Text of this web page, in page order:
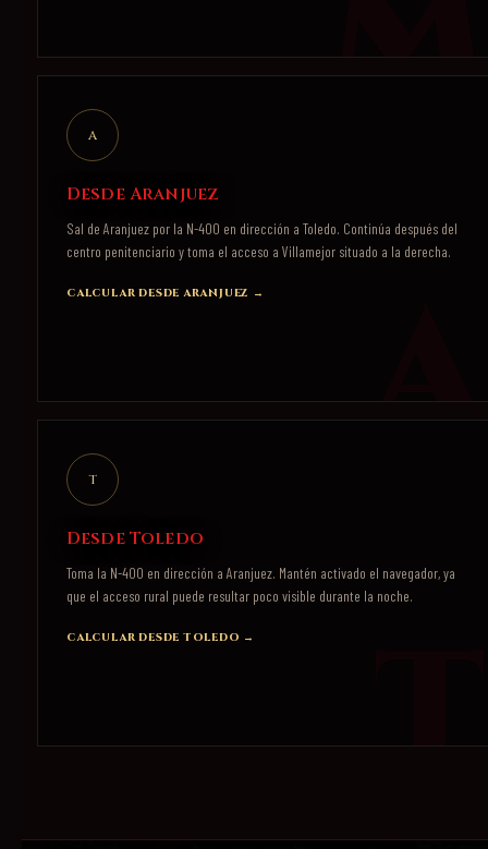
A
Desde Aranjuez
Sal de Aranjuez por la N-400 en dirección a Toledo. Continúa después del
centro penitenciario y toma el acceso a Villamejor situado a la derecha.
CALCULAR DESDE ARANJUEZ →
T
Desde Toledo
Toma la N-400 en dirección a Aranjuez. Mantén activado el navegador, ya
que el acceso rural puede resultar poco visible durante la noche.
CALCULAR DESDE TOLEDO →